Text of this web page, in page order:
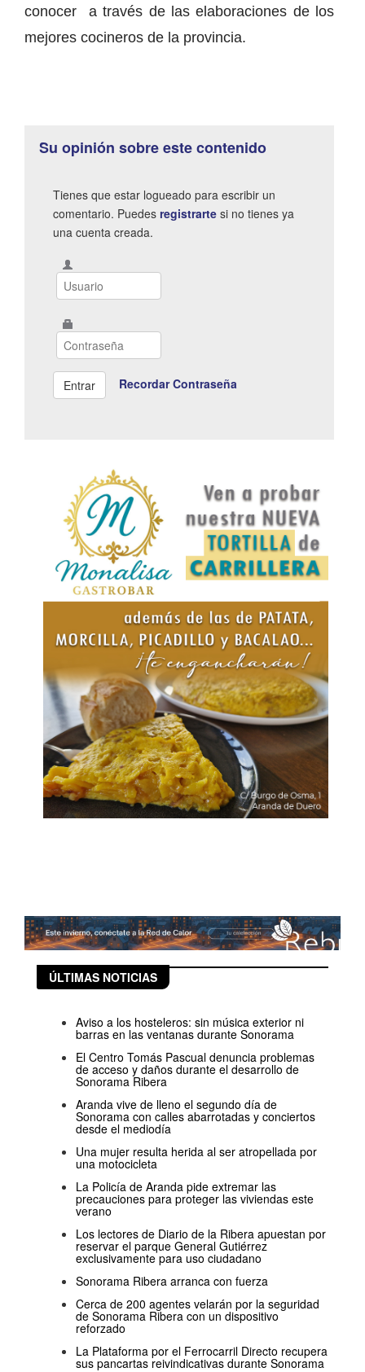
conocer a través de las elaboraciones de los
mejores cocineros de la provincia.
Su opinión sobre este contenido
Tienes que estar logueado para escribir un
comentario. Puedes registrarte si no tienes ya
una cuenta creada.
Recordar Contraseña
ÚLTIMAS NOTICIAS
Aviso a los hosteleros: sin música exterior ni
barras en las ventanas durante Sonorama
El Centro Tomás Pascual denuncia problemas
de acceso y daños durante el desarrollo de
Sonorama Ribera
Aranda vive de lleno el segundo día de
Sonorama con calles abarrotadas y conciertos
desde el mediodía
Una mujer resulta herida al ser atropellada por
una motocicleta
La Policía de Aranda pide extremar las
precauciones para proteger las viviendas este
verano
Los lectores de Diario de la Ribera apuestan por
reservar el parque General Gutiérrez
exclusivamente para uso ciudadano
Sonorama Ribera arranca con fuerza
Cerca de 200 agentes velarán por la seguridad
de Sonorama Ribera con un dispositivo
reforzado
La Plataforma por el Ferrocarril Directo recupera
sus pancartas reivindicativas durante Sonorama